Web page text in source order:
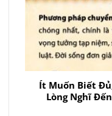
Ít Muốn Biết
Lòng Nghĩ